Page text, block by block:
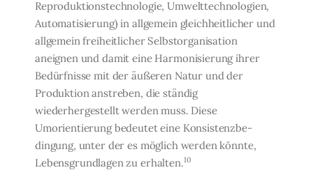
Reprodukti­onstechnologie, Umwelttechnologien,
Automatisierung) in allgemein gleichheitlicher und
allgemein freiheitlicher Selbstorganisation
aneignen und damit eine Harmonisie­rung ihrer
Bedürfnisse mit der äußeren Natur und der
Produktion anstreben, die stän­dig
wiederhergestellt werden muss. Diese
Umorientierung bedeutet eine Konsistenzbe­
dingung, unter der es möglich werden könnte,
Lebensgrundlagen zu erhalten.10